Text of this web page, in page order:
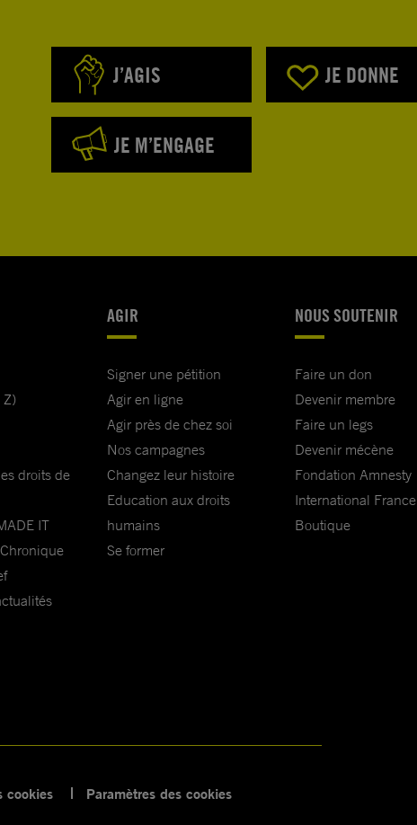
J’AGIS JE DONNE
JE M’ENGAGE
Z)
droits de
IT
AGIR
Signer une pétition
Agir en ligne
Agir près de chez soi
Nos campagnes
Changez leur histoire
Education aux droits
humains
Se former
NOUS SOUTENIR
Faire un don
Devenir membre
Faire un legs
Devenir mécène
Fondation Amnesty
International France
Boutique
cookies Paramètres des cookies